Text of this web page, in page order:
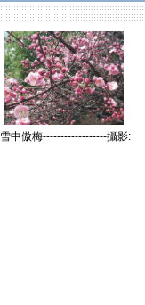
雪中傲梅------------------攝影: